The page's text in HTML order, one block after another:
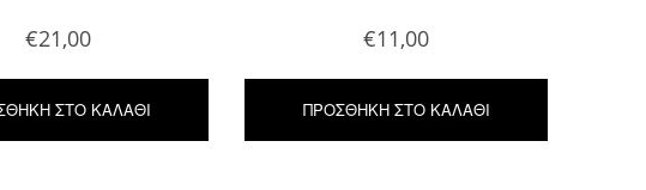
€21,00
ΣΤΟ ΚΑΛΆΘΙ
€11,00
ΠΡΟΣΘΉΚΗ ΣΤΟ ΚΑΛΆΘΙ